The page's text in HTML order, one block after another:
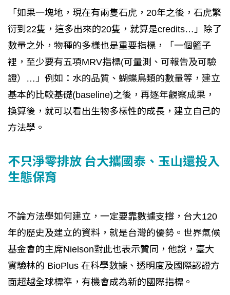
「如果一塊地，現在有兩隻石虎，20年之後，石虎繁
衍到22隻，這多出來的20隻，就算是credits…」除了
數量之外，物種的多樣也是重要指標，「一個籃子
裡，至少要有五項MRV指標(可量測、可報告及可驗
證）…」例如：水的品質、蝴蝶鳥類的數量等，建立
基本的比較基礎(baseline)之後，再逐年觀察成果，
換算後，就可以看出生物多樣性的成長，建立自己的
方法學。
不只淨零排放 台大攜國泰、玉山還投入
生態保育
不論方法學如何建立，一定要靠數據支撐，台大120
年的歷史及建立的資料，就是台灣的優勢。世界氣候
基金會的主席Nielson對此也表示贊同，他說，臺大
實驗林的 BioPlus 在科學數據、透明度及國際認證方
面超越全球標準，有機會成為新的國際指標。